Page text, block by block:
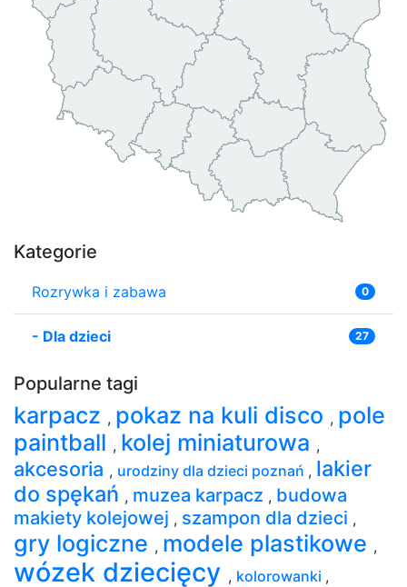
Kategorie
Rozrywka i zabawa 0
- Dla dzieci 27
Popularne tagi
karpacz , pokaz na kuli disco , pole
paintball , kolej miniaturowa ,
akcesoria , urodziny dla dzieci poznań , lakier
do spękań , muzea karpacz , budowa
makiety kolejowej , szampon dla dzieci ,
gry logiczne , modele plastikowe ,
wózek dziecięcy , kolorowanki ,